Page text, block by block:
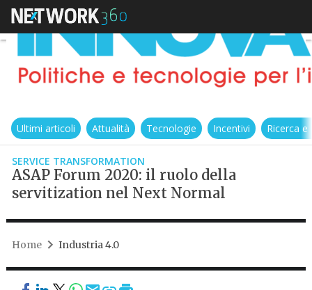
Ultimi articoli Attualità Tecnologie Incentivi Ricerca
SERVICE TRANSFORMATION
ASAP Forum 2020: il ruolo della
servitization nel Next Normal
Home Industria 4.0